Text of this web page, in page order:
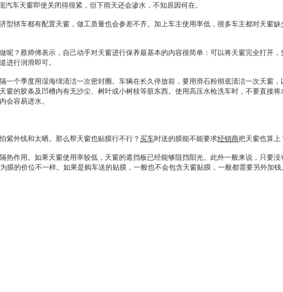
汽车天窗即使关闭得很紧，但下雨天还会渗水，不知原因何在。
型轿车都有配置天窗 ，做工质量也会参差不齐。加上车主使用率低，很多车主都对天窗缺
呢？蔡师傅表示，自己动手对天窗进行保养最基本的内容很简单：可以将天窗完全打开，
进行润滑即可。
一个季度用湿海绵清洁一次密封圈。车辆在长久停放前，要用滑石粉彻底清洁一次天窗
天窗的胶条及凹槽内有无沙尘、树叶或小树枝等脏东西。使用高压水枪洗车时，不要直接将
会容易进水。
紫外线和太晒。那么帮天窗也贴膜行不行？ 买车时送的膜能不能要求经销商把天窗也算上
热作用。如果天窗使用率较低， 天窗的遮挡板已经能够阻挡阳光。此外一般来说，只要没
膜的价位不一样。如果是购车送的贴膜，一般也不会包含天窗贴膜，一般都需要另外加钱